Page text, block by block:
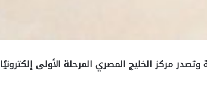
مركز الخليج المصري المرحلة الأولى إلكترونيًا